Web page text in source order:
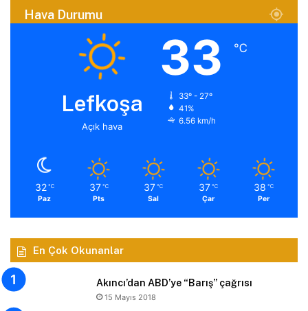
Hava Durumu
Lefkoşa
Açık hava
33 ℃
33º - 27º
41%
6.56 km/h
32 ℃
Paz
37 ℃
Pts
37 ℃
Sal
37 ℃
Çar
38 ℃
Per
En Çok Okunanlar
Akıncı’dan ABD’ye “Barış” çağrısı
15 Mayıs 2018